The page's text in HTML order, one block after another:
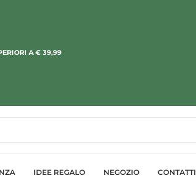
A € 39,99
IDEE REGALO NEGOZIO CONTATTI